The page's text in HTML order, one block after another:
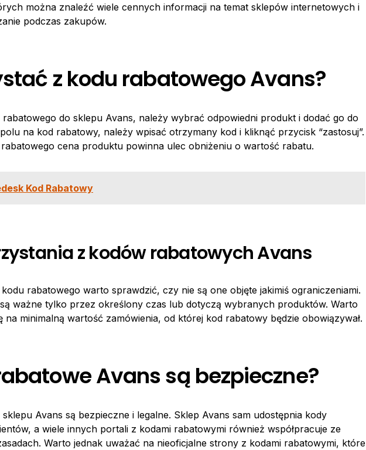
można znaleźć wiele cennych informacji na temat sklepów internetowych i
podczas zakupów.
z kodu rabatowego Avans?
do sklepu Avans, należy wybrać odpowiedni produkt i dodać go do
na kod rabatowy, należy wpisać otrzymany kod i kliknąć przycisk “zastosuj”.
cena produktu powinna ulec obniżeniu o wartość rabatu.
Kod Rabatowy
z kodów rabatowych Avans
rabatowego warto sprawdzić, czy nie są one objęte jakimiś ograniczeniami.
ważne tylko przez określony czas lub dotyczą wybranych produktów. Warto
minimalną wartość zamówienia, od której kod rabatowy będzie obowiązywał.
Avans są bezpieczne?
Avans są bezpieczne i legalne. Sklep Avans sam udostępnia kody
a wiele innych portali z kodami rabatowymi również współpracuje ze
Warto jednak uważać na nieoficjalne strony z kodami rabatowymi, które